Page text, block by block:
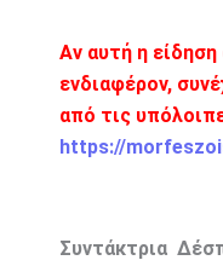
Αν αυτή η
ενδιαφέρον,
από τις
https://
Συντάκτρια